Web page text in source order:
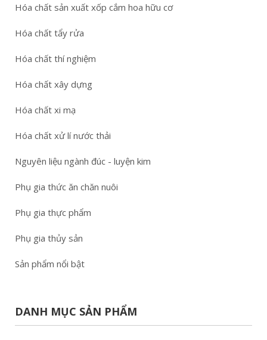
Hóa chất sản xuất xốp cắm hoa hữu cơ
Hóa chất tẩy rửa
Hóa chất thí nghiệm
Hóa chất xây dựng
Hóa chất xi mạ
Hóa chất xử lí nước thải
Nguyên liệu ngành đúc - luyện kim
Phụ gia thức ăn chăn nuôi
Phụ gia thực phẩm
Phụ gia thủy sản
Sản phẩm nổi bật
DANH MỤC SẢN PHẨM